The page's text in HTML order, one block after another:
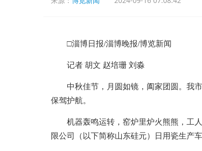
□淄博日报/淄博晚报/博览新闻
记者 胡文 赵培珊 刘淼
中秋佳节，月圆如镜，阖家团圆。我市
保驾护航。
机器轰鸣运转，窑炉里炉火熊熊，工
限公司（以下简称山东硅元）日用瓷生产